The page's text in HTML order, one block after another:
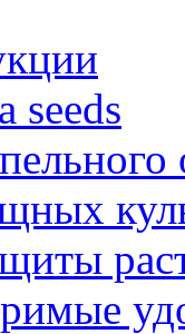
seeds